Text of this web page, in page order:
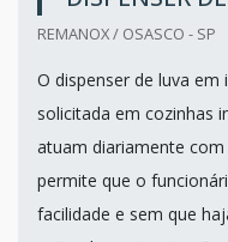
REMANOX / OSASCO - SP
O dispenser de luva
solicitada em cozinhas
atuam diariamente
permite que o
facilidade e sem que